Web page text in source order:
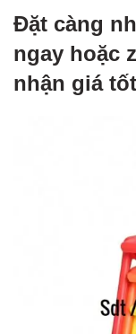
Đặt càng
ngay hoặc
nhận giá